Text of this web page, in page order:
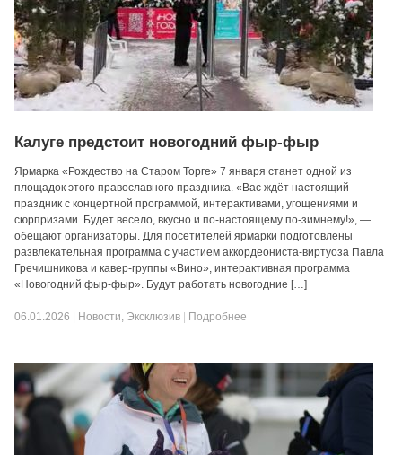
Калуге предстоит новогодний фыр-фыр
Ярмарка «Рождество на Старом Торге» 7 января станет одной из
площадок этого православного праздника. «Вас ждёт настоящий
праздник с концертной программой, интерактивами, угощениями и
сюрпризами. Будет весело, вкусно и по-настоящему по-зимнему!», —
обещают организаторы. Для посетителей ярмарки подготовлены
развлекательная программа с участием аккордеониста-виртуоза Павла
Гречишникова и кавер-группы «Вино», интерактивная программа
«Новогодний фыр-фыр». Будут работать новогодние […]
06.01.2026 Новости, Эксклюзив Подробнее